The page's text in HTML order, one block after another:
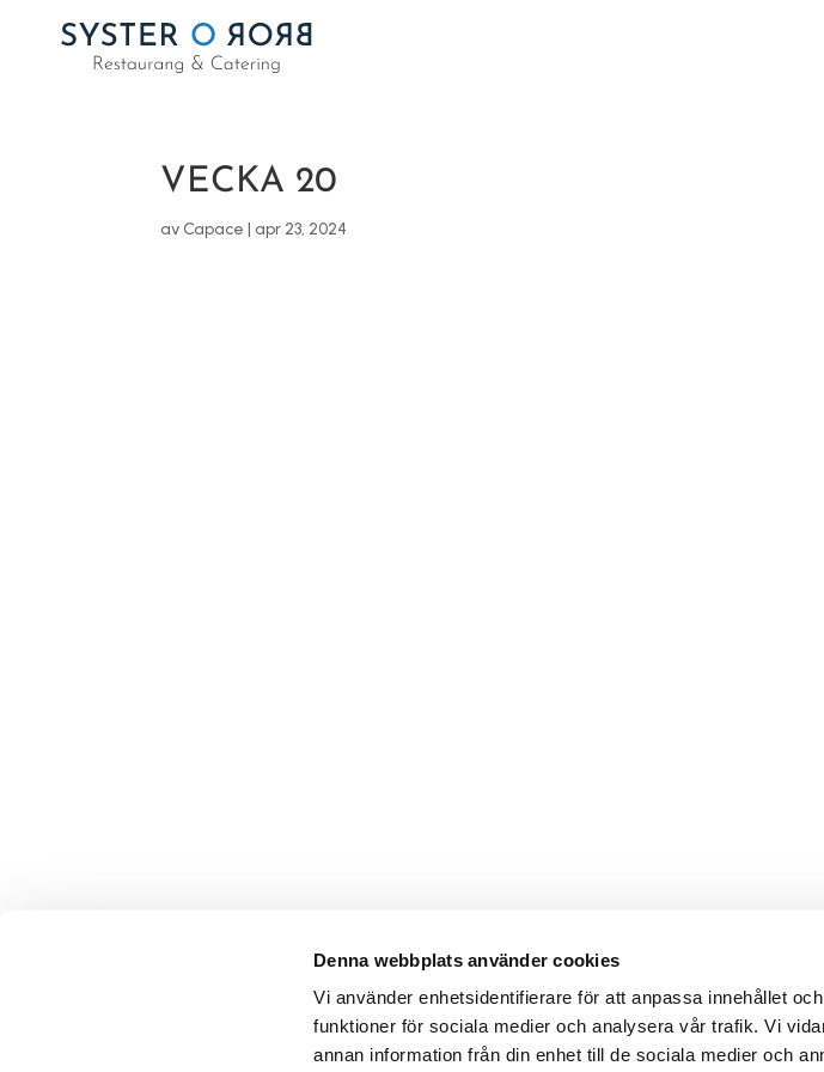
Denna webbplats använder cookies
Vi använder enhetsidentifierare för att anpassa innehållet
funktioner för sociala medier och analysera vår trafik. Vi
annan information från din enhet till de sociala medier och
VECKA 20
av Capace | apr 23, 2024